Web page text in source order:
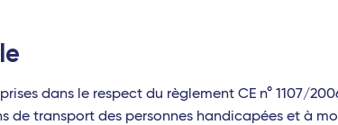
dans le respect du règlement CE n° 1107/
de transport des personnes handicapées et à